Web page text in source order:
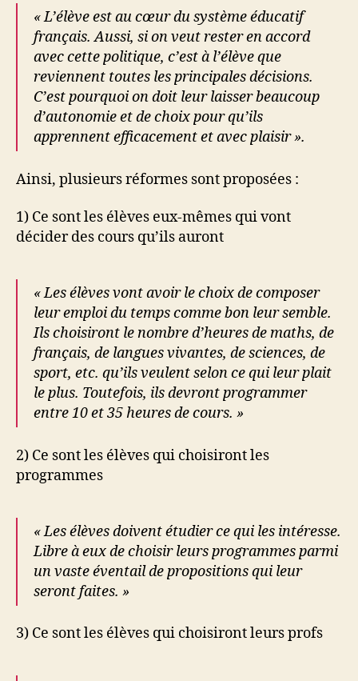
« L’élève est au cœur du système éducatif
français. Aussi, si on veut rester en accord
avec cette politique, c’est à l’élève que
reviennent toutes les principales décisions.
C’est pourquoi on doit leur laisser beaucoup
d’autonomie et de choix pour qu’ils
apprennent efficacement et avec plaisir ».
Ainsi, plusieurs réformes sont proposées :
1) Ce sont les élèves eux-mêmes qui vont
décider des cours qu’ils auront
« Les élèves vont avoir le choix de composer
leur emploi du temps comme bon leur semble.
Ils choisiront le nombre d’heures de maths, de
français, de langues vivantes, de sciences, de
sport, etc. qu’ils veulent selon ce qui leur plait
le plus. Toutefois, ils devront programmer
entre 10 et 35 heures de cours. »
2) Ce sont les élèves qui choisiront les
programmes
« Les élèves doivent étudier ce qui les intéresse.
Libre à eux de choisir leurs programmes parmi
un vaste éventail de propositions qui leur
seront faites. »
3) Ce sont les élèves qui choisiront leurs profs